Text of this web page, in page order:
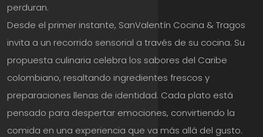
perduran.
Desde el primer instante, SanValentín Cocina & Tragos
invita a un recorrido sensorial a través de su cocina. Su
propuesta culinaria celebra los sabores del Caribe
colombiano, resaltando ingredientes frescos y
preparaciones llenas de identidad. Cada plato está
pensado para despertar emociones, convirtiendo la
comida en una experiencia que va más allá del gusto.